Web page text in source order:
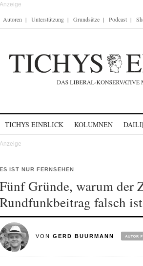
Autoren Unterstützung Grundsätze Podcast
TICHYS EINBLICK KOLUMNEN
ES IST NUR FERNSEHEN
Fünf Gründe, warum der
Rundfunkbeitrag falsch ist
VON GERD BUURMANN